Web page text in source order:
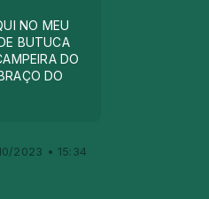
NO MEU
BUTUCA
DO
DO
2023 • 15:34